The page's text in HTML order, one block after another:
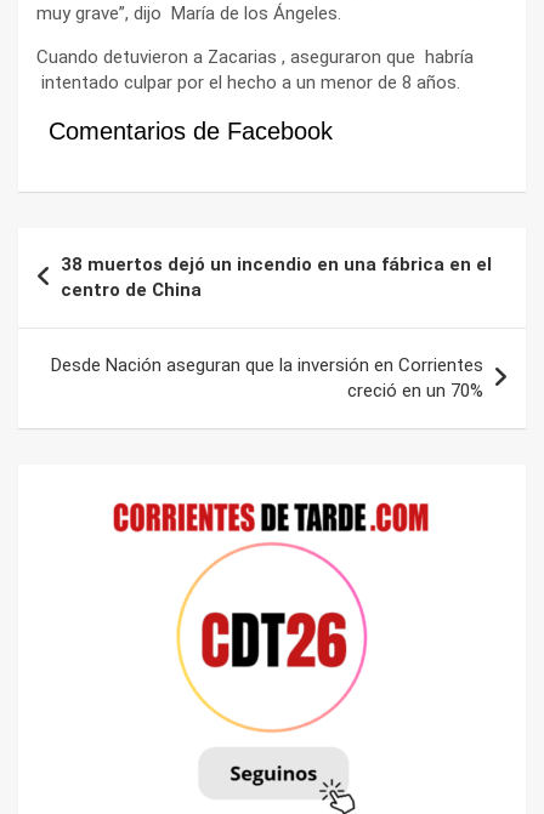
muy grave”, dijo María de los Ángeles.
Cuando detuvieron a Zacarias , aseguraron que habría
intentado culpar por el hecho a un menor de 8 años.
Comentarios de Facebook
de
entradas
38 muertos dejó un incendio en una fábrica en el
centro de China
Desde Nación aseguran que la inversión en Corrientes
creció en un 70%